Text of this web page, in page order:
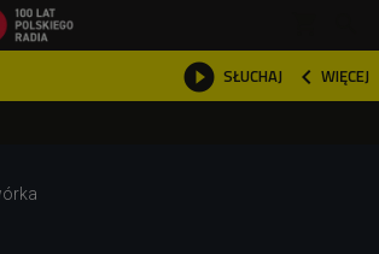
 SŁUCHAJ  WIĘCEJ
